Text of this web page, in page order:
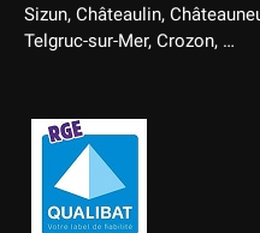
Sizun, Châteaulin,
Telgruc-sur-Mer, Crozon, …